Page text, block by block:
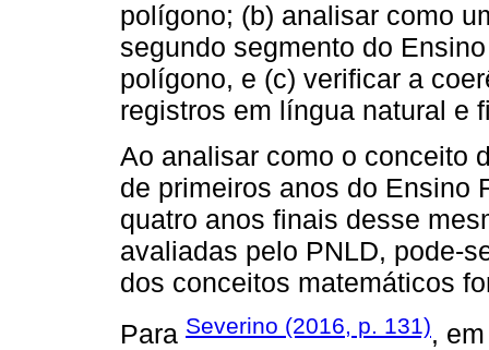
polígono; (b) analisar como
segundo segmento do
polígono, e (c) verificar a
registros em língua natural e
Ao analisar como o conceito
de primeiros anos do Ensino
quatro anos finais desse
avaliadas pelo PNLD, pode-
dos conceitos matemáticos
Para Severino (2016, p. 131),